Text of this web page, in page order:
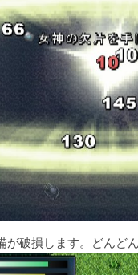
破損します。どんど